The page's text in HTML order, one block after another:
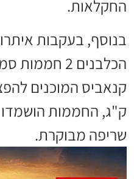
החקלאות.
בנוסף, בעקבות
ק"ג, החממות
שריפה מבוקרת.